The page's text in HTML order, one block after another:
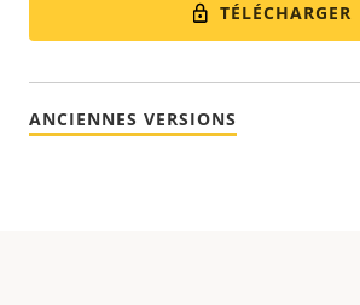
TÉLÉCHARGER
ANCIENNES VERSIONS